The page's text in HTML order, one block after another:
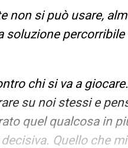
non si può usare,
soluzione
chi si va a
su noi stessi e
quel qualcosa in
Quello che